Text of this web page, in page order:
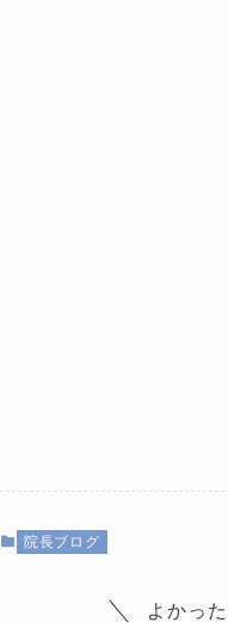
院長ブログ
よかっ